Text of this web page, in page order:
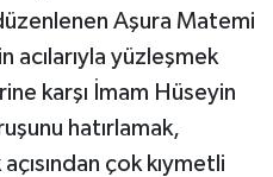
Aşura Matemi
acılarıyla yüzleşmek
karşı İmam Hüseyin
hatırlamak,
çok kıymetli